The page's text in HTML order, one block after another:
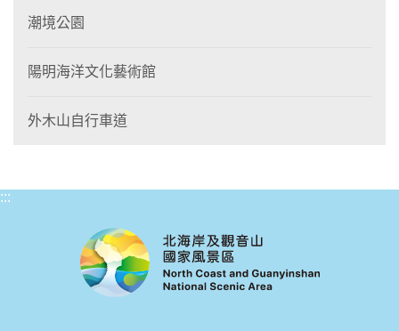
潮境公園
陽明海洋文化藝術館
外木山自行車道
:::